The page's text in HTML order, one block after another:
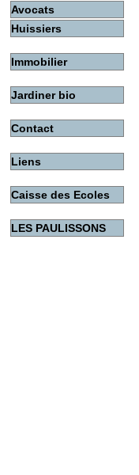
Avocats
Huissiers
Immobilier
Jardiner bio
Contact
Liens
Caisse des Ecoles
LES PAULISSONS